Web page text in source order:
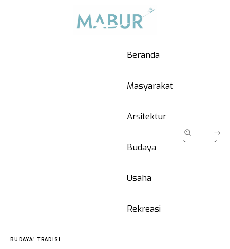
Beranda
Masyarakat
Arsitektur
Budaya
Usaha
Rekreasi
BUDAYA TRADISI